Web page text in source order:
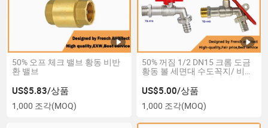
50% 오프 체크 밸브 황동 비반
환 밸브
US$5.83/상품
1,000 조각(MOQ)
50% 꺼짐 1/2 DN15 크롬 도금
황동 볼 세면대 수도꼭지/ 비브
콕 수도꼭지 밸브 남성 나사 파
이프 시스템 (TB-426)
US$5.00/상품
1,000 조각(MOQ)